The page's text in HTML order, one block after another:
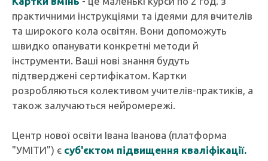
практичними інструкціями та ідеями для вчителів
та широкого кола освітян. Вони допоможуть
швидко опанувати конкретні методи й
інструменти. Ваші нові знання будуть
підтверджені сертифікатом. Картки
розробляються колективом учителів-практиків, а
також залучаються нейромережі.
Центр нової освіти Івана Іванова (платформа
"УМІТИ") є суб'єктом підвищення кваліфікації.